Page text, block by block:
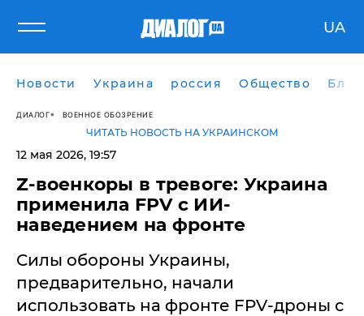
UA
Новости Украина россия Общество
ДИАЛОГ ВОЕННОЕ ОБОЗРЕНИЕ
ЧИТАТЬ НОВОСТЬ НА УКРАИНСКОМ
12 мая 2026, 19:57
​Z-военкоры в тревоге: Украина
применила FPV с ИИ-
наведением на фронте
Силы обороны Украины,
предварительно, начали
использовать на фронте FPV-дроны с